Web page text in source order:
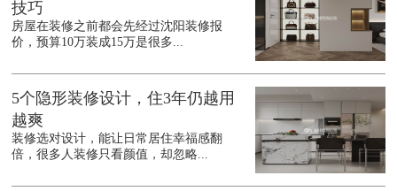
技巧
房屋在装修之前都会先经过沈阳装修报
价，预算10万装成15万是很多...
5个隐形装修设计，住3年仍越用
越爽
装修选对设计，能让日常居住幸福感翻
倍，很多人装修只看颜值，却忽略...